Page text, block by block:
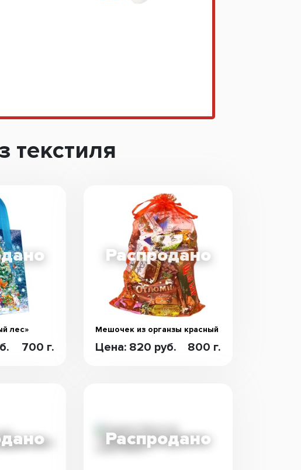
текстиля
лес»
700 г.
Мешочек из органзы красный
Цена: 820 руб. 800 г.